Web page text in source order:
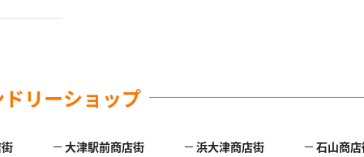
リーショップ
大津駅前商店街 浜大津商店街 石山商